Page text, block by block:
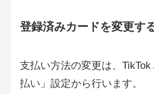
登録済みカードを変更す
支払い方法の変更は、
払い」設定から行います。